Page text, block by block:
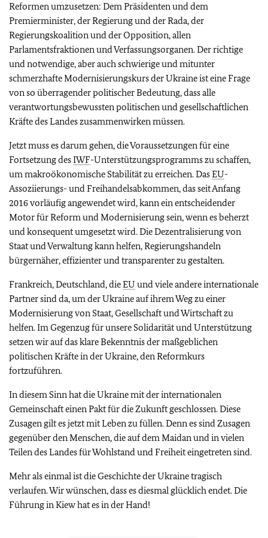
Reformen umzusetzen: Dem Präsidenten und dem
Premierminister, der Regierung und der Rada, der
Regierungskoalition und der Opposition, allen
Parlamentsfraktionen und Verfassungsorganen. Der richtige
und notwendige, aber auch schwierige und mitunter
schmerzhafte Modernisierungskurs der Ukraine ist eine Frage
von so überragender politischer Bedeutung, dass alle
verantwortungsbewussten politischen und gesellschaftlichen
Kräfte des Landes zusammenwirken müssen.
Jetzt muss es darum gehen, die Voraussetzungen für eine
Fortsetzung desIWF-Unterstützungsprogramms zu schaffen,
um makroökonomische Stabilität zu erreichen. DasEU-
Assoziierungs- und Freihandelsabkommen, das seit Anfang
2016 vorläufig angewendet wird, kann ein entscheidender
Motor für Reform und Modernisierung sein, wenn es beherzt
und konsequent umgesetzt wird. Die Dezentralisierung von
Staat und Verwaltung kann helfen, Regierungshandeln
bürgernäher, effizienter und transparenter zu gestalten.
Frankreich, Deutschland, dieEU und viele andere internationale
Partner sind da, um der Ukraine auf ihrem Weg zu einer
Modernisierung von Staat, Gesellschaft und Wirtschaft zu
helfen. Im Gegenzug für unsere Solidarität und Unterstützung
setzen wir auf das klare Bekenntnis der maßgeblichen
politischen Kräfte in der Ukraine, den Reformkurs
fortzuführen.
In diesem Sinn hat die Ukraine mit der internationalen
Gemeinschaft einen Pakt für die Zukunft geschlossen. Diese
Zusagen gilt es jetzt mit Leben zu füllen. Denn es sind Zusagen
gegenüber den Menschen, die auf dem Maidan und in vielen
Teilen des Landes für Wohlstand und Freiheit eingetreten sind.
Mehr als einmal ist die Geschichte der Ukraine tragisch
verlaufen. Wir wünschen, dass es diesmal glücklich endet. Die
Führung in Kiew hat es in der Hand!